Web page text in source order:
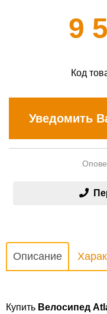
9
Код
Уведомить
Описание
Купить Велосипед